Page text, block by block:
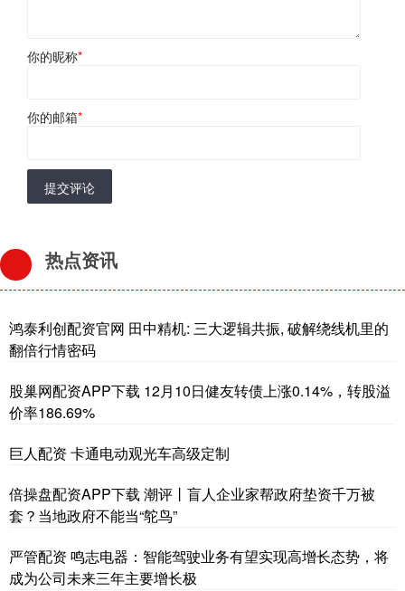
你的昵称*
你的邮箱*
提交评论
热点资讯
鸿泰利创配资官网 田中精机: 三大逻辑共振, 破解绕线机里的
翻倍行情密码
股巢网配资APP下载 12月10日健友转债上涨0.14%，转股溢
价率186.69%
巨人配资 卡通电动观光车高级定制
倍操盘配资APP下载 潮评丨盲人企业家帮政府垫资千万被
套？当地政府不能当“鸵鸟”
严管配资 鸣志电器：智能驾驶业务有望实现高增长态势，将
成为公司未来三年主要增长极